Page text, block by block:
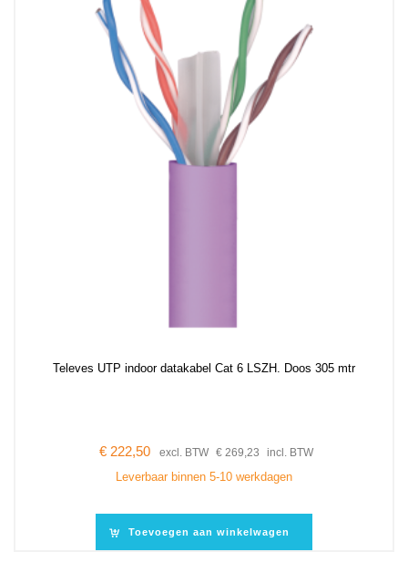
Televes UTP indoor datakabel Cat 6 LSZH. Doos 305 mtr
€ 222,50 excl. BTW € 269,23 incl. BTW
Leverbaar binnen 5-10 werkdagen
Toevoegen aan winkelwagen